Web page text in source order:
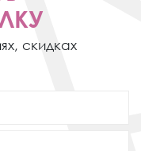
скидках